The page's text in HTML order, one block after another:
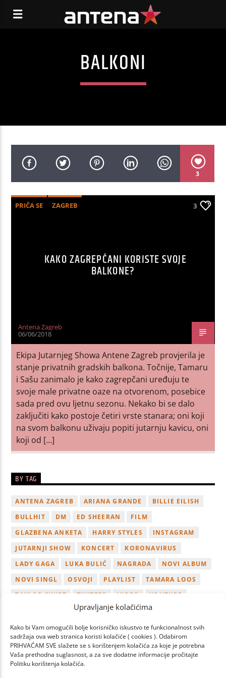
Upravljanje kolačićima
Kako bi Vam omogućili bolje korisničko iskustvo te funkcionalnost svih
sadržaja ova web stranica koristi kolačiće ( cookies ). Odabirom
PRIHVAĆAM SVE slažete se s korištenjem kolačića za koje je potrebna
Vaša prethodna suglasnost, a za sve dodatne informacije pročitajte
Politiku korištenja kolačića.
BALKONI
3
PRIČA SE ZAGREB 3
KAKO ZAGREPČANI KORISTE SVOJE
BALKONE?
Antena Zagreb
06/06/2018
Ekipa Jutarnjeg Showa Antene Zagreb provjerila je
stanje privatnih gradskih balkona. Točnije, Tamaru
i Sašu zanimalo je kako zagrepčani uređuju te
svoje male privatne oaze na otvorenom, posebice
sada pred ovu ljetnu sezonu. Nekako bi se dalo
zaključiti kako postoje četiri vrste stanara; oni koji
na svom balkonu uživaju popiti jutarnju kavicu, oni
koji od […]
BY TAG
ANTENA ZAGREB ARIANA GRANDE
BILLIE EILISH
BULLHIT
DM ED SHEERAN
FILM
GLAZBENA ANKETA
HARRY STYLES
INSTAGRAM
JUTARNJI SHOW
KONCERT
KORONAVIRUS
LADY GAGA
LUKA BULIĆ NAGRADA
NOVI ALBUM
NOVI SINGL
OSVOJI PLAYLIST
TAMARA LOOS
TAYLOR SWIFT
TWITTER VIDEO
YOUTUBE